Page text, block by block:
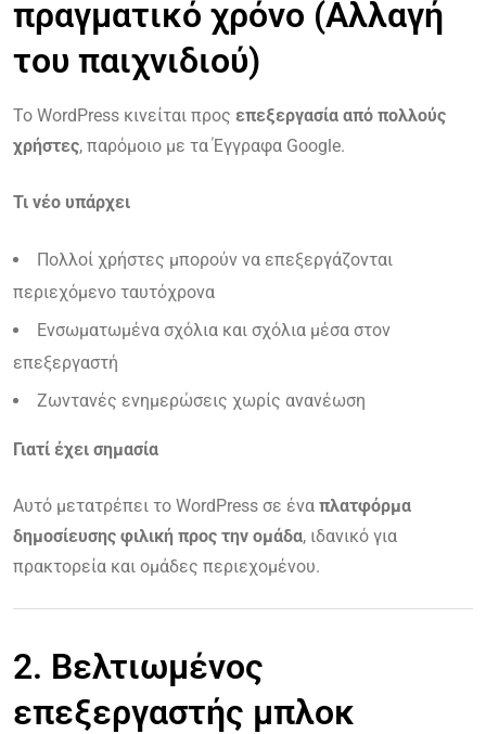
πραγματικό χρόνο (Αλλαγή
του παιχνιδιού)
Το WordPress κινείται προς επεξεργασία από πολλούς
χρήστες, παρόμοιο με τα Έγγραφα Google.
Τι νέο υπάρχει
Πολλοί χρήστες μπορούν να επεξεργάζονται
περιεχόμενο ταυτόχρονα
Ενσωματωμένα σχόλια και σχόλια μέσα στον
επεξεργαστή
Ζωντανές ενημερώσεις χωρίς ανανέωση
Γιατί έχει σημασία
Αυτό μετατρέπει το WordPress σε ένα πλατφόρμα
δημοσίευσης φιλική προς την ομάδα, ιδανικό για
πρακτορεία και ομάδες περιεχομένου.
2. Βελτιωμένος
επεξεργαστής μπλοκ